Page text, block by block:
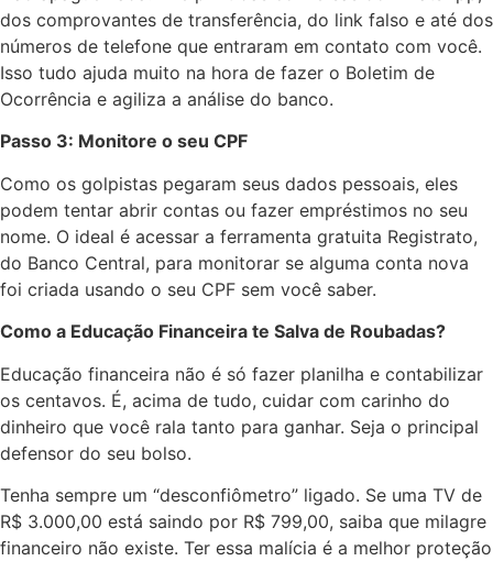
dos comprovantes de transferência, do link falso e até dos
números de telefone que entraram em contato com você.
Isso tudo ajuda muito na hora de fazer o Boletim de
Ocorrência e agiliza a análise do banco.
Passo 3: Monitore o seu CPF
Como os golpistas pegaram seus dados pessoais, eles
podem tentar abrir contas ou fazer empréstimos no seu
nome. O ideal é acessar a ferramenta gratuita Registrato,
do Banco Central, para monitorar se alguma conta nova
foi criada usando o seu CPF sem você saber.
Como a Educação Financeira te Salva de Roubadas?
Educação financeira não é só fazer planilha e contabilizar
os centavos. É, acima de tudo, cuidar com carinho do
dinheiro que você rala tanto para ganhar. Seja o principal
defensor do seu bolso.
Tenha sempre um “desconfiômetro” ligado. Se uma TV de
R$ 3.000,00 está saindo por R$ 799,00, saiba que milagre
financeiro não existe. Ter essa malícia é a melhor proteção